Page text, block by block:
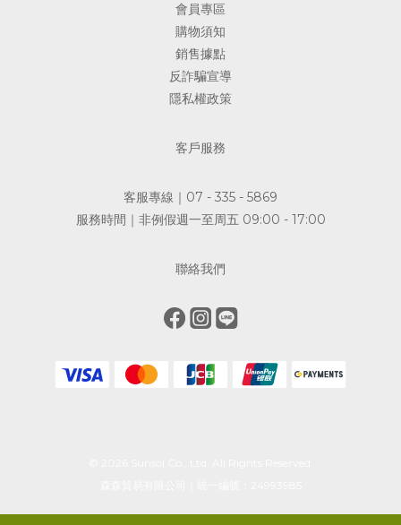
會員專區
購物須知
銷售據點
反詐騙宣導
隱私權政策
客戶服務
客服專線｜07 - 335 - 5869
服務時間｜非例假週一至周五 09:00 - 17:00
聯絡我們